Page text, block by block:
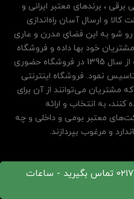
سوالی داشتید با 02177535498 تماس بگیرید - ساعات
، برندهای معتبر ایرانی و
و ارسال آسان راه‌اندازی
شو به این فضای مدرن و عاری
خود بها داده و فروشگاه
اینترنتی خود را بر پایه سال‌ها تجربه از سال 1395 در فروشگاه حضوری
نمود. فروشگاه اینترنتی
مشتریان می‌توانند از آن‌ برای
به انتخاب و ارائه
معتبر بومی و داخلی و چه
و مرغوب بپردازند.